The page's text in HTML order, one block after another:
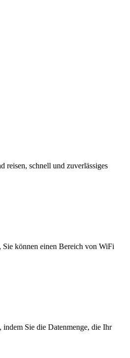
reisen, schnell und zuverlässiges
Sie können einen Bereich von WiFi
Sie die Datenmenge, die Ihr